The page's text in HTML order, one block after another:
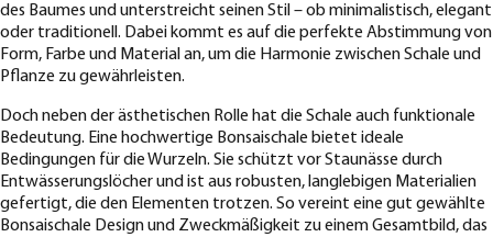
des Baumes und unterstreicht seinen Stil – ob minimalistisch, elegant
oder traditionell. Dabei kommt es auf die perfekte Abstimmung von
Form, Farbe und Material an, um die Harmonie zwischen Schale und
Pflanze zu gewährleisten.
Doch neben der ästhetischen Rolle hat die Schale auch funktionale
Bedeutung. Eine hochwertige Bonsaischale bietet ideale
Bedingungen für die Wurzeln. Sie schützt vor Staunässe durch
Entwässerungslöcher und ist aus robusten, langlebigen Materialien
gefertigt, die den Elementen trotzen. So vereint eine gut gewählte
Bonsaischale Design und Zweckmäßigkeit zu einem Gesamtbild, das